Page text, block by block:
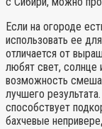
Если на огороде
использовать ее
отличается от
любят свет, солнце
возможность
лучшего
способствует
бахчевые